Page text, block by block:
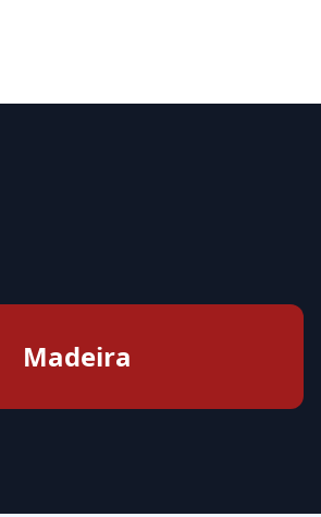
Madeira
Criar uma conta gratuita